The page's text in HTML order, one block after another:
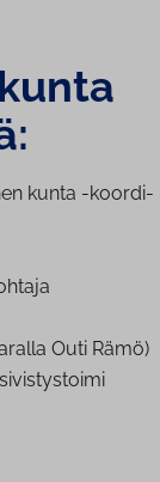
kunta -koor­di­
Outi Rämö)